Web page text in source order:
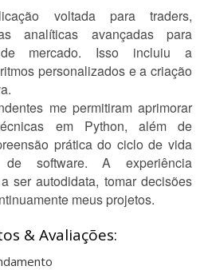
voltada para traders,
analíticas avançadas para
mercado. Isso incluiu a
personalizados e a criação
me permitiram aprimorar
em Python, além de
prática do ciclo de vida
de software. A experiência
ser autodidata, tomar decisões
meus projetos.
& Avaliações: